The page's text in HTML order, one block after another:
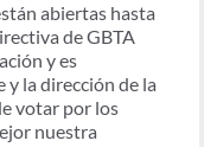
abiertas hasta
de GBTA
y es
y la dirección de la
votar por los
nuestra